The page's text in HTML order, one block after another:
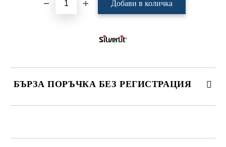
БЪРЗА ПОРЪЧКА БЕЗ РЕГИСТРАЦИЯ